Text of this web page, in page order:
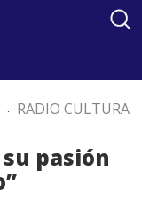
. RADIO CULTURA
pasión